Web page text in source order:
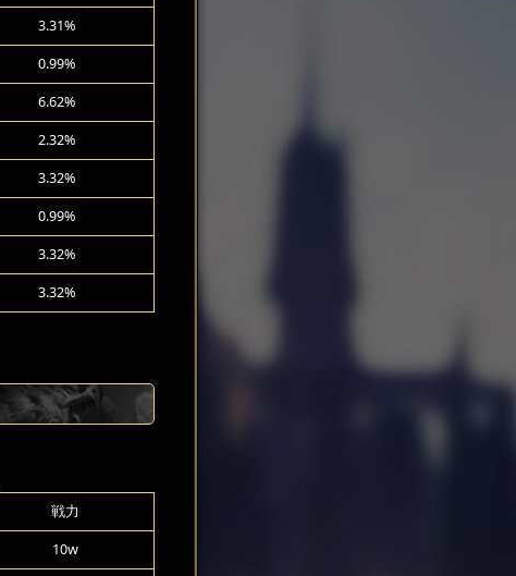
3.31%
0.99%
6.62%
2.32%
3.32%
0.99%
3.32%
3.32%
戦力
10w